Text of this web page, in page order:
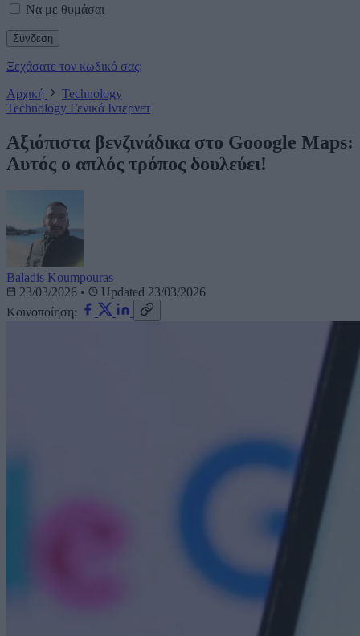
Να με θυμάσαι
Ξεχάσατε τον κωδικό σας;
Αρχική
Technology
Technology Γενικά Ιντερνετ
Αξιόπιστα βενζινάδικα στο Gooogle Maps:
Αυτός ο απλός τρόπος δουλεύει!
Baladis Koumpouras
23/03/2026 •
Updated 23/03/2026
Κοινοποίηση: